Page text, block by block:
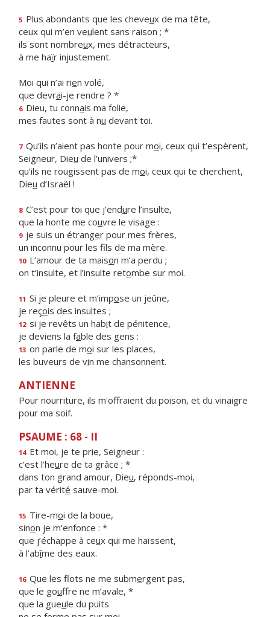
5 Plus abondants que les cheveux de ma tête,
ceux qui m’en veulent sans raison ; *
ils sont nombreux, mes détracteurs,
à me haïr injustement.
Moi qui n’ai rien volé,
que devrai-je rendre ? *
6 Dieu, tu connais ma folie,
mes fautes sont à nu devant toi.
7 Qu’ils n’aient pas honte pour moi, ceux qui t’espèrent,
Seigneur, Dieu de l’univers ;*
qu’ils ne rougissent pas de moi, ceux qui te cherchent,
Dieu d’Israël !
8 C’est pour toi que j’endure l’insulte,
que la honte me couvre le visage :
9 je suis un étranger pour mes frères,
un inconnu pour les fls de ma mère.
10 L’amour de ta maison m’a perdu ;
on t’insulte, et l’insulte retombe sur moi.
11 Si je pleure et m’impose un jeûne,
je reçois des insultes ;
12 si je revêts un habit de pénitence,
je deviens la fable des gens :
13 on parle de moi sur les places,
les buveurs de vin me chansonnent.
ANTIENNE
Pour nourriture, ils m'offraient du poison, et du vinaigre
pour ma soif.
PSAUME : 68 - II
14 Et moi, je te prie, Seigneur :
c’est l’heure de ta grâce ; *
dans ton grand amour, Dieu, réponds-moi,
par ta vérité sauve-moi.
15 Tire-moi de la boue,
sinon je m’enfonce : *
que j’échappe à ceux qui me haïssent,
à l’abîme des eaux.
16 Que les flots ne me submergent pas,
que le gouffre ne m’avale, *
que la gueule du puits